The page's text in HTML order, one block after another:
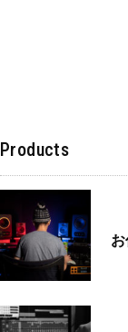
Products